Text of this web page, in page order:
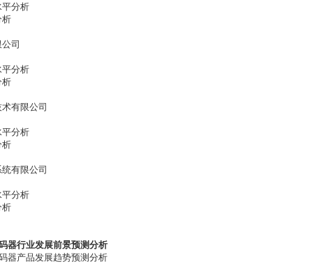
平分析
析
司
平分析
析
有限公司
平分析
析
有限公司
平分析
析
器行业发展前景预测分析
器产品发展趋势预测分析